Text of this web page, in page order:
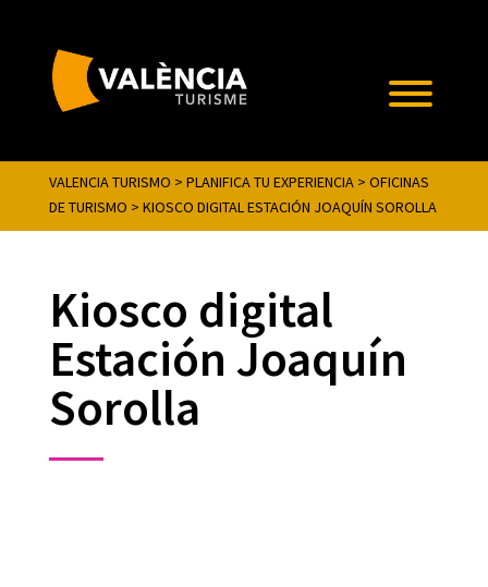
VALENCIA TURISMO > PLANIFICA TU EXPERIENCIA> OFICINAS
DE TURISMO > KIOSCO DIGITAL ESTACIÓN JOAQUÍN SOROLLA
Kiosco digital
Estación Joaquín
Sorolla